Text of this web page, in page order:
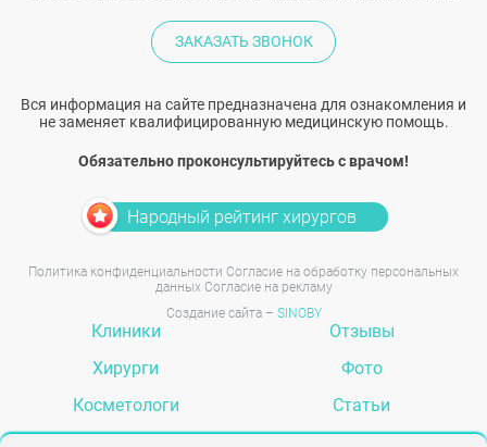
ЗАКАЗАТЬ ЗВОНОК
Вся информация на сайте предназначена для ознакомления и
не заменяет квалифицированную медицинскую помощь.
Обязательно проконсультируйтесь с врачом!
Народный рейтинг хирургов
Политика конфиденциальности Согласие на обработку персональных
данных Согласие на рекламу
Создание сайта – SINOBY
Клиники
Хирурги
Косметологи
Отзывы
Фото
Статьи